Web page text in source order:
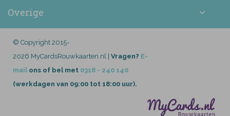
Overige
© Copyright 2015-
2026 MyCardsRouwkaarten.nl | Vragen? E-
mail ons of bel met 0318 - 240 140
(werkdagen van 09:00 tot 18:00 uur).